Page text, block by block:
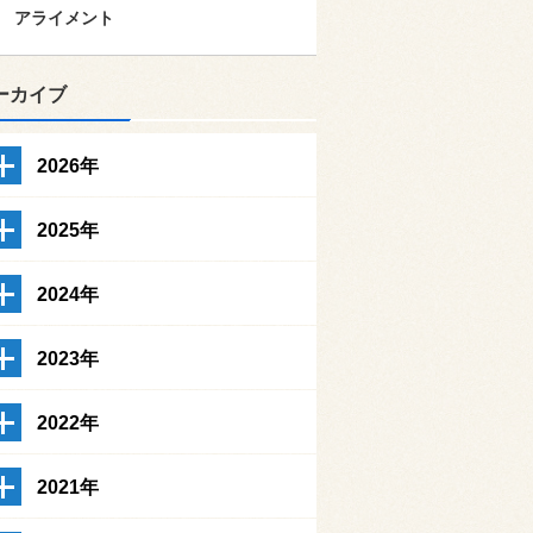
アライメント
カイブ
2026年
2025年
2024年
2023年
2022年
2021年